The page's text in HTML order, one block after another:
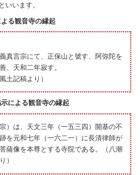
いいます。
る観音寺の縁起
真言宗にて、正保山と號す、阿弥陀を
、天和二年寂す。
土記稿より）
による観音寺の縁起
） は、天文三年（一五三四）開基の不
を元和七年（一六二一）に長清律師が
薩像を本尊とする寺院である。（八潮
）